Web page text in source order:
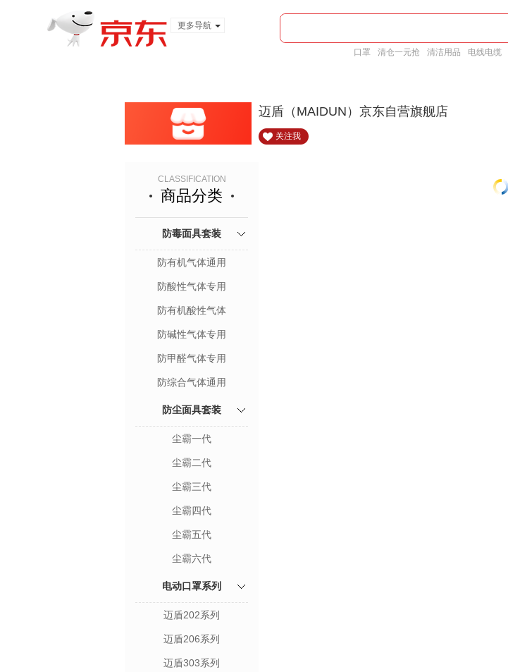
更多导航
口罩 清仓一元抢 清洁用品 电线电缆
迈盾（MAIDUN）京东自营旗舰店
关注我
CLASSIFICATION
商品分类
防毒面具套装
防有机气体通用
防酸性气体专用
防有机酸性气体
防碱性气体专用
防甲醛气体专用
防综合气体通用
防尘面具套装
尘霸一代
尘霸二代
尘霸三代
尘霸四代
尘霸五代
尘霸六代
电动口罩系列
迈盾202系列
迈盾206系列
迈盾303系列